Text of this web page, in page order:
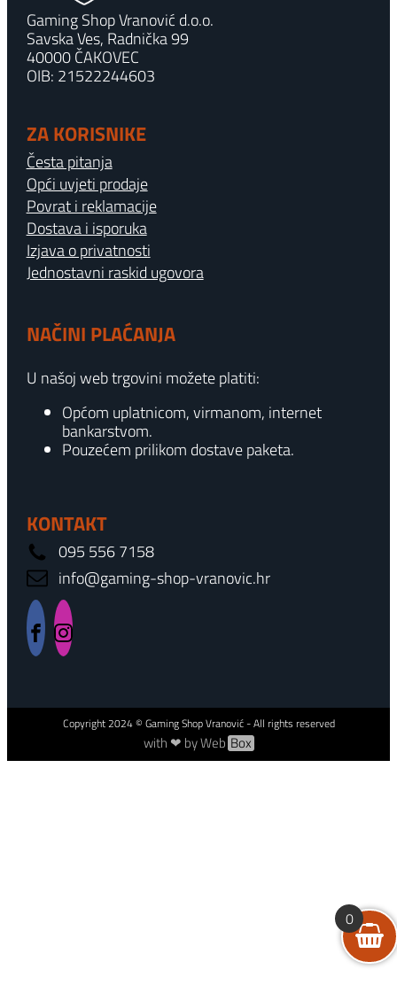
Gaming Shop Vranović d.o.o.
Savska Ves, Radnička 99
40000 ČAKOVEC
OIB: 21522244603
ZA KORISNIKE
Česta pitanja
Opći uvjeti prodaje
Povrat i reklamacije
Dostava i isporuka
Izjava o privatnosti
Jednostavni raskid ugovora
NAČINI PLAĆANJA
U našoj web trgovini možete platiti:
Općom uplatnicom, virmanom, internet
bankarstvom.
Pouzećem prilikom dostave paketa.
KONTAKT
095 556 7158
info@gaming-shop-vranovic.hr
Copyright2024© Gaming Shop Vranović - All rights reserved
with ❤ by Web Box
0